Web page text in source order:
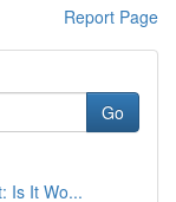
Report Page
Go
Is It Wo...